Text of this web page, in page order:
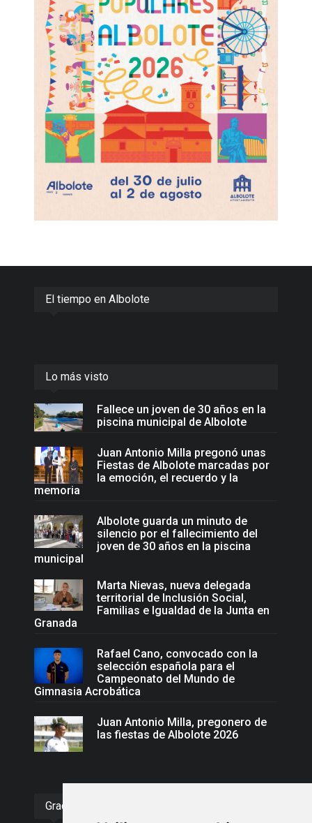
El tiempo en Albolote
Lo más visto
Fallece un joven de 30 años en la
piscina municipal de Albolote
Juan Antonio Milla pregonó unas
Fiestas de Albolote marcadas por
la emoción, el recuerdo y la
memoria
Albolote guarda un minuto de
silencio por el fallecimiento del
joven de 30 años en la piscina
municipal
Marta Nievas, nueva delegada
territorial de Inclusión Social,
Familias e Igualdad de la Junta en
Granada
Rafael Cano, convocado con la
selección española para el
Campeonato del Mundo de
Gimnasia Acrobática
Juan Antonio Milla, pregonero de
las fiestas de Albolote 2026
Gracias :)